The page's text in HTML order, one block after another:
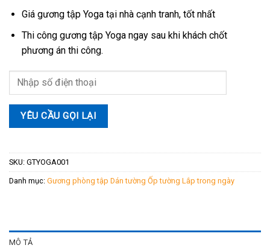
Giá gương tập Yoga tại nhà cạnh tranh, tốt nhất
Thi công gương tập Yoga ngay sau khi khách chốt
phương án thi công.
SKU: GTYOGA001
Danh mục: Gương phòng tập Dán tường Ốp tường Lắp trong ngày
MÔ TẢ